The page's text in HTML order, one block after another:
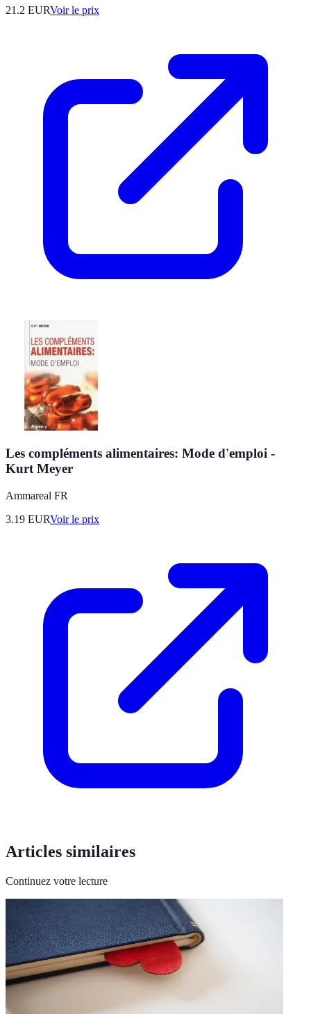
21.2 EURVoir le prix
Les compléments alimentaires: Mode d'emploi -
Kurt Meyer
Ammareal FR
3.19 EURVoir le prix
Articles similaires
Continuez votre lecture